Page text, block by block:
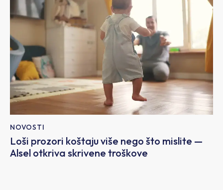
NOVOSTI
Loši prozori koštaju više nego što mislite —
Alsel otkriva skrivene troškove